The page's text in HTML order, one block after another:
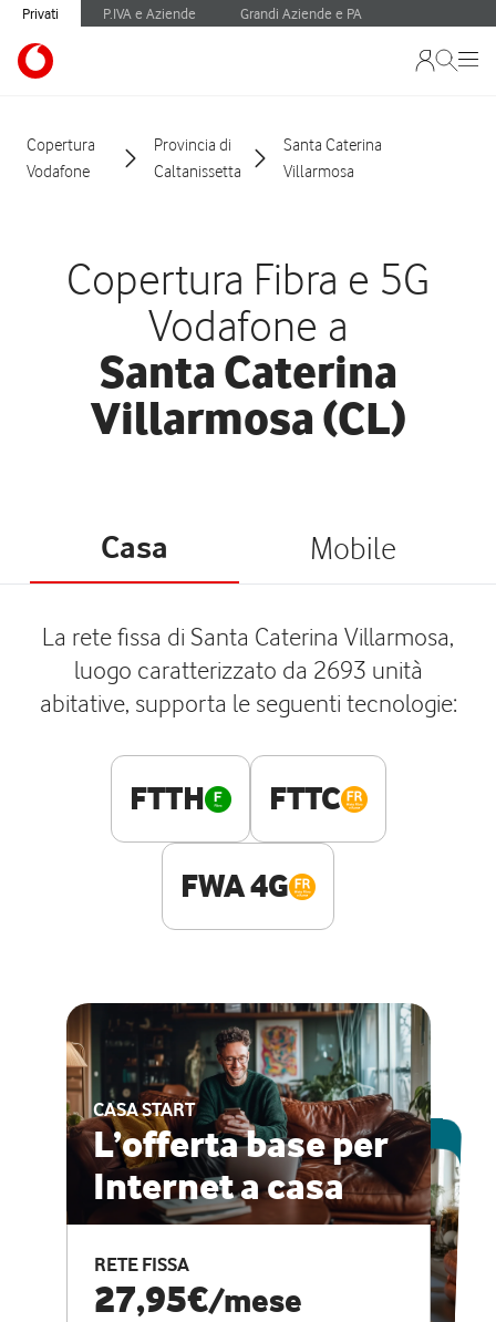
Privati P.IVA e Aziende Grandi Aziende e PA
Copertura
Vodafone
Provincia di
Caltanissetta
Santa Caterina
Villarmosa
Copertura Fibra e 5G
Vodafone a
Santa Caterina
Villarmosa (CL)
Casa Mobile
La rete fissa di Santa Caterina Villarmosa,
luogo caratterizzato da 2693 unità
abitative, supporta le seguenti tecnologie:
FTTH FTTC
FWA 4G
CASA START
L’offerta base per
Internet a casa
RETE FISSA
27,95€/mese
ESCLUSIVA ONLINE
CASA PRO
Internet veloce e
vantaggi speciali